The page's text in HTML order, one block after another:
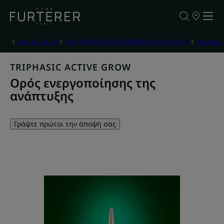
ΣΗΜΕΙΑ
ΜΑΣ
Αρχική σελίδα ΟΛΑ ΤΑ ΠΡΟΪΟΝΤΑ ΠΕΡΙΠΟΙΗΣΗΣ ΜΑΛΛΙΩΝ
TRIPHASIC ACTIVE GROW
Ορός ενεργοποίησης της
ανάπτυξης
Γράψτε πρώτοι την άποψή σας